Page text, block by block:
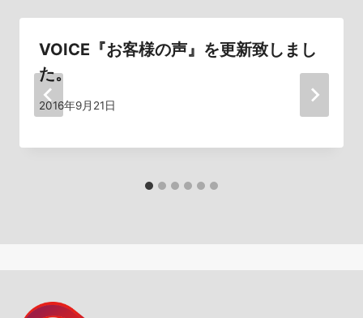
ー
シ
ョ
ン
VOICE『お客様の声』を更新致しまし
た。
2016年9月21日